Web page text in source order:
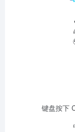
键盘按下